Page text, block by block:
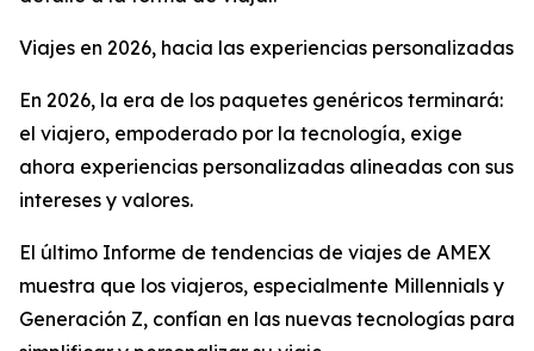
Viajes en 2026, hacia las experiencias personalizadas
En 2026, la era de los paquetes genéricos terminará:
el viajero, empoderado por la tecnología, exige
ahora experiencias personalizadas alineadas con sus
intereses y valores.
El último Informe de tendencias de viajes de AMEX
muestra que los viajeros, especialmente Millennials y
Generación Z, confían en las nuevas tecnologías para